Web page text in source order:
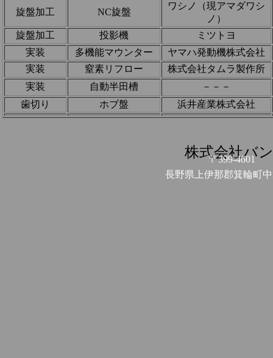
旋盤加工 NC旋盤
ワシノ（現アマダワシ
ノ）
旋盤加工
投影機
ミツトヨ
実装
多機能マウンター
ヤマハ発動機株式会社
実装
窒素リフロー
株式会社タムラ製作所
実装
自動半田槽
－－－
歯切り
ホブ盤 浜井産業株式会社
長野県上伊那郡箕輪町
〒399-4601
株式会社バ